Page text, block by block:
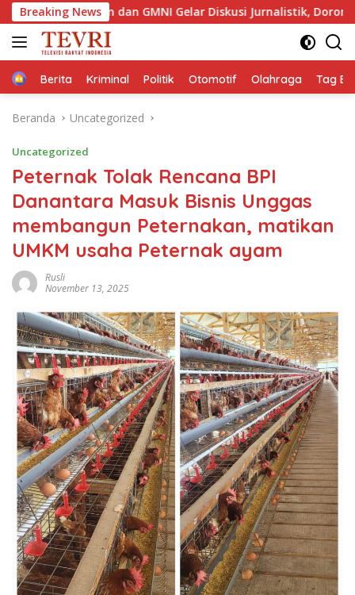
Langsung
ke
konten
Breaking News
dan GMNI Gelar Diskusi Jurnalistik, Dorong Gen Z Kritis
HomeBerita Kriminal Politik Otomotif Olahraga Tag
Beranda Uncategorized
Uncategorized
Peternak Tolak Rencana BPI
Danantara Masuk Bisnis Unggas
membangun Peternakan, matikan
UMKM usaha Peternak ayam
Rusli
November 13, 2025